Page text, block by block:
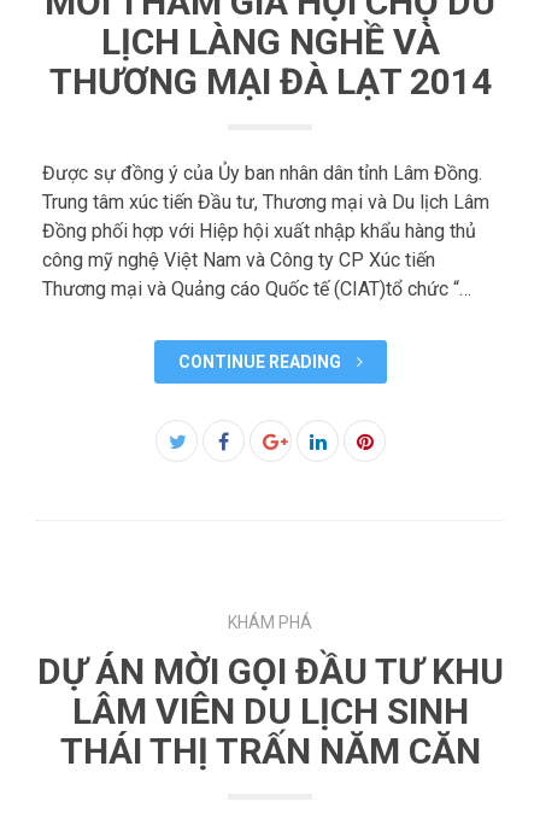
LỊCH LÀNG NGHỀ VÀ
THƯƠNG MẠI ĐÀ LẠT 2014
Được sự đồng ý của Ủy ban nhân dân tỉnh Lâm Đồng.
Trung tâm xúc tiến Đầu tư, Thương mại và Du lịch Lâm
Đồng phối hợp với Hiệp hội xuất nhập khẩu hàng thủ
công mỹ nghệ Việt Nam và Công ty CP Xúc tiến
Thương mại và Quảng cáo Quốc tế (CIAT)tổ chức “…
CONTINUE READING
Facebook
KHÁM PHÁ
DỰ ÁN MỜI GỌI ĐẦU TƯ KHU
LÂM VIÊN DU LỊCH SINH
THÁI THỊ TRẤN NĂM CĂN